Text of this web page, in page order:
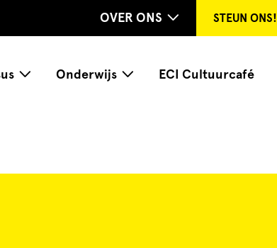
OVER ONS STEUN ONS!
Onderwijs ECI Cultuurcafé